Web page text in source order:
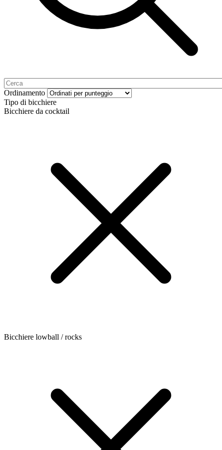
Ordinamento
Tipo di bicchiere
Bicchiere da cocktail
Bicchiere lowball / rocks